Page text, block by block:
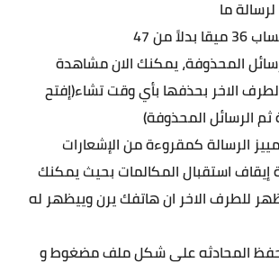
ما
المحذوفة، يمكنك الان مشاهدة
الاخر بحذفها بأي وقت تشاء(إفتح
ثم الرسائل المحذوفة)
إيقاف استقبال المكالمات بحيث يمكنك
للطرف الاخر ان هاتفك يرن وييظهر له
حفظ المحادثه على شكل ملف مضغوط و